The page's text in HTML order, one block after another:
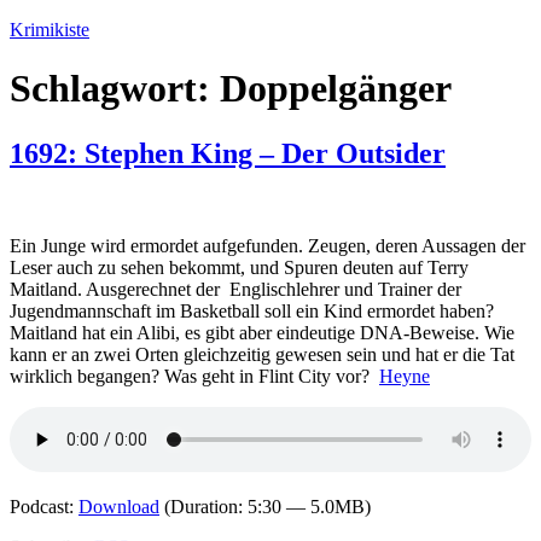
Zum
springen
Krimikiste
Schlagwort: Doppelgänger
1692: Stephen King – Der Outsider
Ein Junge wird ermordet aufgefunden. Zeugen, deren Aussagen der
Leser auch zu sehen bekommt, und Spuren deuten auf Terry
Maitland. Ausgerechnet der Englischlehrer und Trainer der
Jugendmannschaft im Basketball soll ein Kind ermordet haben?
Maitland hat ein Alibi, es gibt aber eindeutige DNA-Beweise. Wie
kann er an zwei Orten gleichzeitig gewesen sein und hat er die Tat
wirklich begangen? Was geht in Flint City vor? Heyne
Podcast: Download (Duration: 5:30 — 5.0MB)